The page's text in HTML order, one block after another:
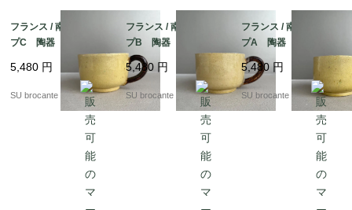
フランス / 南仏のカッ
プC 陶器
5,480 円
SU brocante
フランス / 南仏のカッ
プB 陶器
5,480円
SU brocante
フランス / 南仏のカッ
プA 陶器
5,480円
SU brocante